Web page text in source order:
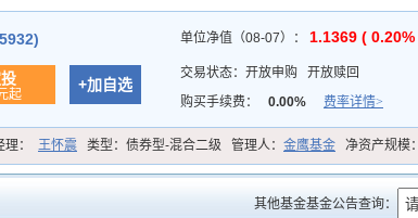
起
+加自选
单位净值（08-07）： 1.1369 ( 0.20%
交易状态： 开放申购
开放赎回
购买手续费：
0.00% 费率详情>
理： 王怀震 类型： 债券型-混合二级 管理人： 金鹰基金 净资产规模：
其他基金基金公告查询：